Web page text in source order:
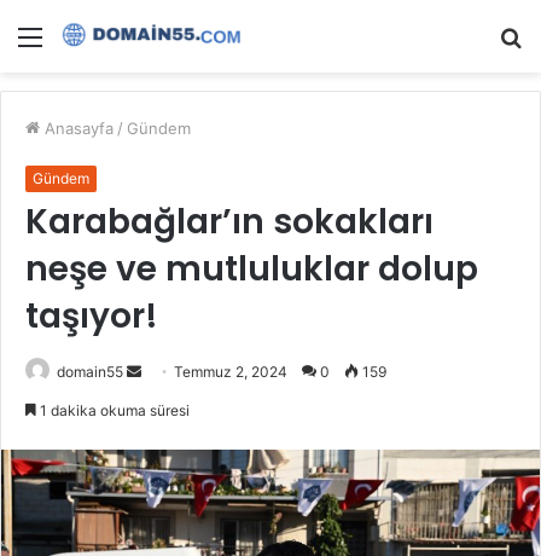
Menü
Anasayfa / Gündem
Gündem
Karabağlar’ın sokakları
neşe ve mutluluklar dolup
taşıyor!
domain55
Bir
göndermek
Temmuz 2, 2024 0 159
1 dakika okuma süresi